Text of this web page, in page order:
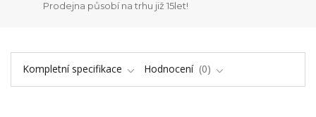
Prodejna působí na trhu již 15let!
Kompletní specifikace Hodnocení 0